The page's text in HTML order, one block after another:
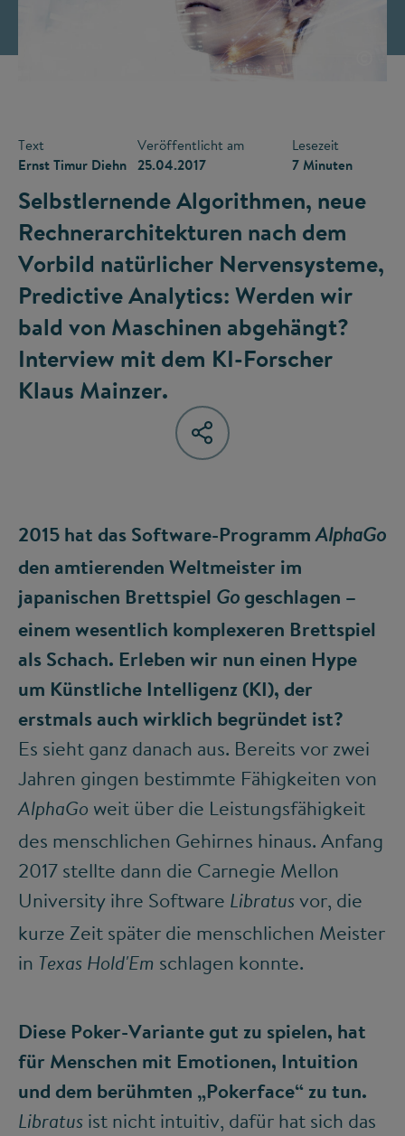
Text
Ernst Timur Diehn
Veröffentlicht am
25.04.2017
Lesezeit
7 Minuten
Selbstlernende Algorithmen, neue
Rechnerarchitekturen nach dem
Vorbild natürlicher Nervensysteme,
Predictive Analytics: Werden wir
bald von Maschinen abgehängt?
Interview mit dem KI-Forscher
Klaus Mainzer.
2015 hat das Software-ProgrammAlphaGo
den amtierenden Weltmeister im
japanischen Brettspiel Go geschlagen –
einem wesentlich komplexeren Brettspiel
als Schach. Erleben wir nun einen Hype
um Künstliche Intelligenz (KI), der
erstmals auch wirklich begründet ist?
Es sieht ganz danach aus. Bereits vor zwei
Jahren gingen bestimmte Fähigkeiten von
AlphaGo weit über die Leistungsfähigkeit
des menschlichen Gehirnes hinaus. Anfang
2017 stellte dann die Carnegie Mellon
University ihre Software Libratus vor, die
kurze Zeit später die menschlichen Meister
in Texas Hold'Em schlagen konnte.
Diese Poker-Variante gut zu spielen, hat
für Menschen mit Emotionen, Intuition
und dem berühmten „Pokerface“ zu tun.
Libratus ist nicht intuitiv, dafür hat sich das